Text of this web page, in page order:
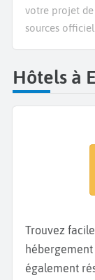
votre projet de
sources
Hôtels à
Trouvez
hébergement
également